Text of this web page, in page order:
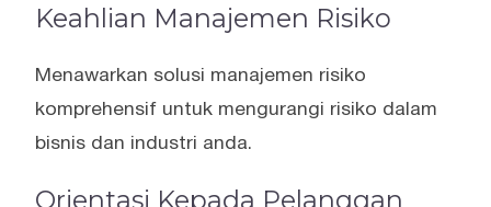
Keahlian Manajemen Risiko
Menawarkan solusi manajemen risiko
komprehensif untuk mengurangi risiko dalam
bisnis dan industri anda.
Orientasi Kepada Pelanggan